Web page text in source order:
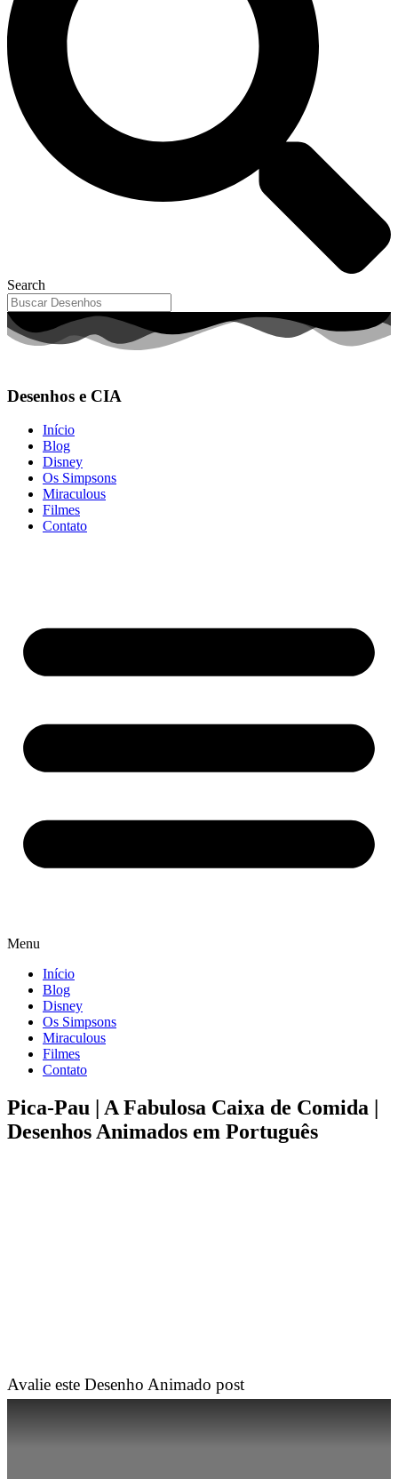
Search
Desenhos e CIA
Início
Blog
Disney
Os Simpsons
Miraculous
Filmes
Contato
Menu
Início
Blog
Disney
Os Simpsons
Miraculous
Filmes
Contato
Pica-Pau | A Fabulosa Caixa de Comida |
Desenhos Animados em Português
Avalie este Desenho Animado post